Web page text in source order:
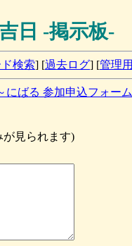
日 -掲示板-
検索] [過去ログ] [管理用
にばる 参加申込フォーム
が見られます)